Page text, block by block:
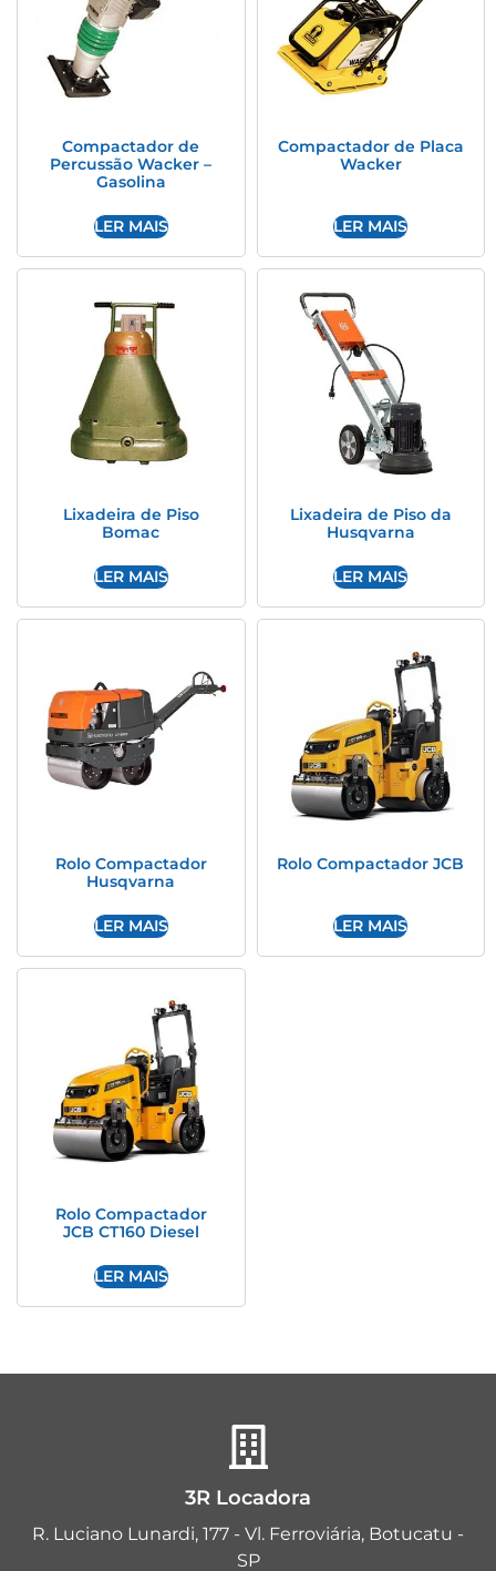
Compactador de
Percussão Wacker –
Gasolina
LER MAIS
Compactador de Placa
Wacker
LER MAIS
Lixadeira de Piso
Bomac
LER MAIS
Lixadeira de Piso da
Husqvarna
LER MAIS
Rolo Compactador
Husqvarna
LER MAIS
Rolo Compactador JCB
LER MAIS
Rolo Compactador
JCB CT160 Diesel
LER MAIS
3R Locadora
R. Luciano Lunardi, 177 - Vl. Ferroviária, Botucatu -
SP